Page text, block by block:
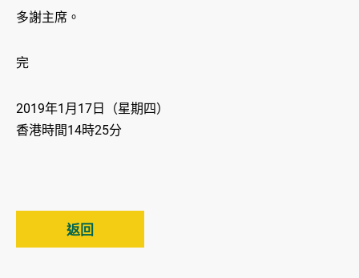
多謝主席。
完
2019年1月17日（星期四）
香港時間14時25分
返回